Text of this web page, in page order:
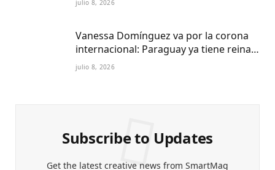
julio 8, 2026
Vanessa Domínguez va por la corona
internacional: Paraguay ya tiene reina
Petite 2027
julio 8, 2026
Subscribe to Updates
Get the latest creative news from SmartMag